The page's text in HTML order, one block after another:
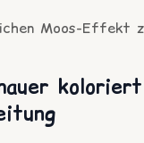
Moos-Effekt